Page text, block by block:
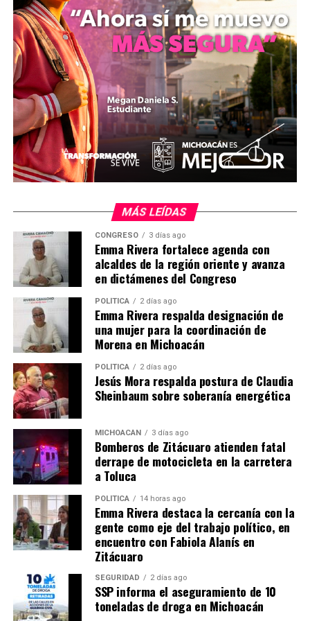
Comparte con:
Me gusta esto:
Relacionado
Se incendia taxi de Ziráhuato
23 diciembre, 2021
En "Seguridad"
Incendio vehicular en La
materiales
30 diciembre, 2023
En "Seguridad"
MÁS LEÍDAS
CONGRESO 3 días ago
Emma Rivera fortalece agenda con
alcaldes de la región oriente y avanza
en dictámenes del Congreso
POLÍTICA 2 días ago
Emma Rivera respalda designación de
una mujer para la coordinación de
Morena en Michoacán
POLÍTICA 2 días ago
Jesús Mora respalda postura de Claudia
Sheinbaum sobre soberanía energética
MICHOACÁN 3 días ago
Bomberos de Zitácuaro atienden fatal
derrape de motocicleta en la carretera
a Toluca
POLÍTICA 14 horas ago
Emma Rivera destaca la cercanía con la
gente como eje del trabajo político, en
encuentro con Fabiola Alanís en
Zitácuaro
SEGURIDAD 2 días ago
SSP informa el aseguramiento de 10
toneladas de droga en Michoacán